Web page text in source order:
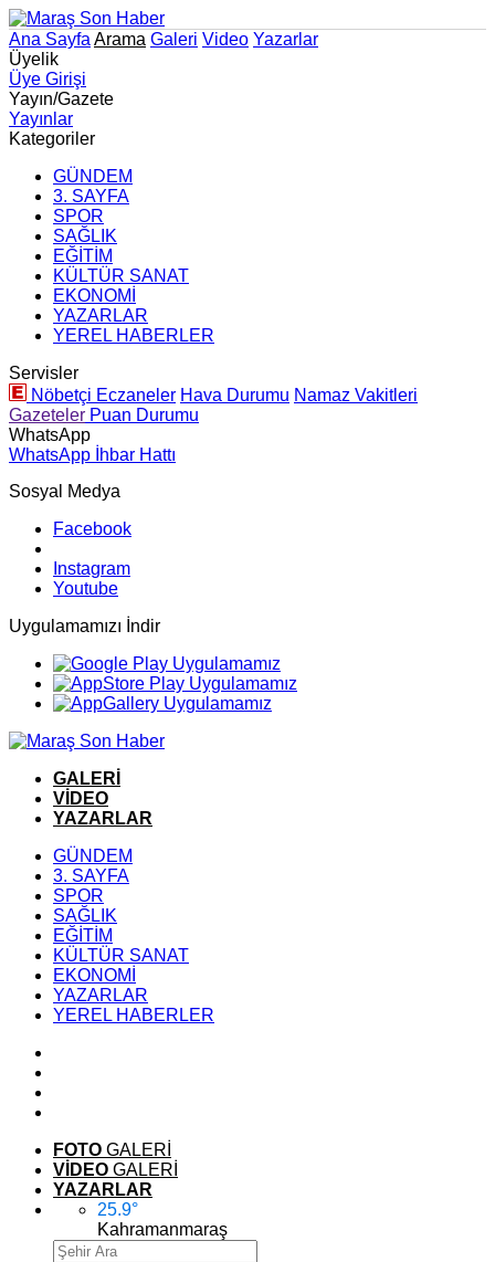
Ana Sayfa Arama Galeri Video Yazarlar
Üyelik
Üye Girişi
Yayın/Gazete
Yayınlar
Kategoriler
GÜNDEM
3. SAYFA
SPOR
SAĞLIK
EĞİTİM
KÜLTÜR SANAT
EKONOMİ
YAZARLAR
YEREL HABERLER
Servisler
Nöbetçi Eczaneler Hava Durumu Namaz Vakitleri
Gazeteler Puan Durumu
WhatsApp
WhatsApp İhbar Hattı
Sosyal Medya
Facebook
Instagram
Youtube
Uygulamamızı İndir
GALERİ
VİDEO
YAZARLAR
GÜNDEM
3. SAYFA
SPOR
SAĞLIK
EĞİTİM
KÜLTÜR SANAT
EKONOMİ
YAZARLAR
YEREL HABERLER
FOTO GALERİ
VİDEO GALERİ
YAZARLAR
25.9°
Kahramanmaraş